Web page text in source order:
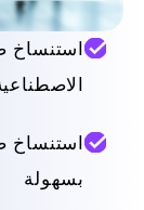
استنساخ
استنساخ
بسهولة